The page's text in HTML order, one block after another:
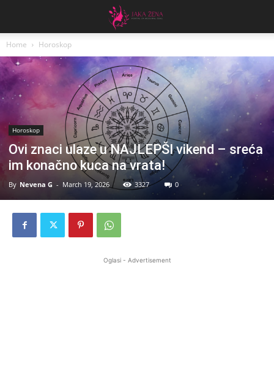
Home Horoskop
Horoskop
Ovi znaci ulaze u NAJLEPŠI vikend – sreća
im konačno kuca na vrata!
By Nevena G - March 19, 2026 3327 0
Oglasi - Advertisement